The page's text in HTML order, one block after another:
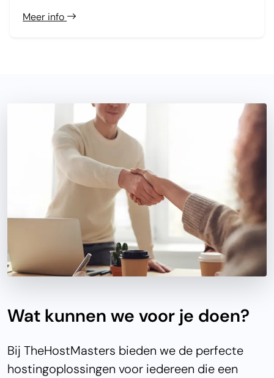
Meer info
Wat kunnen we voor je doen?
Bij TheHostMasters bieden we de perfecte
hostingoplossingen voor iedereen die een